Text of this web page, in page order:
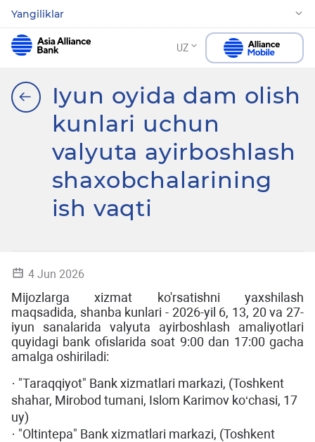
Yangiliklar
UZ
Iyun oyida dam olish
kunlari uchun
valyuta ayirboshlash
shaxobchalarining
ish vaqti
4 Jun 2026
Mijozlarga xizmat ko'rsatishni yaxshilash
maqsadida, shanba kunlari - 2026-yil 6, 13, 20 va 27-
iyun sanalarida valyuta ayirboshlash amaliyotlari
quyidagi bank ofislarida soat 9:00 dan 17:00 gacha
amalga oshiriladi:
· "Taraqqiyot" Bank xizmatlari markazi, (Toshkent
shahar, Mirobod tumani, Islom Karimov ko‘chasi, 17
uy)
· "Oltintepa" Bank xizmatlari markazi, (Toshkent